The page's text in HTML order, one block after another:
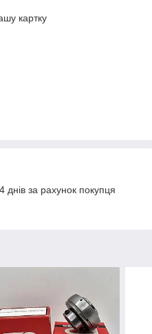
картку
за рахунок покупця